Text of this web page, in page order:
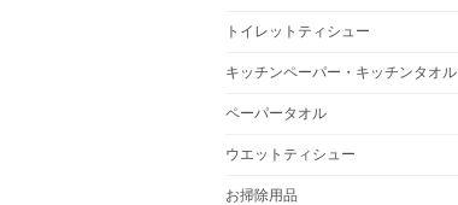
トイレットティシュー
キッチンペーパー・キッチンタオル
ペーパータオル
ウエットティシュー
お掃除用品